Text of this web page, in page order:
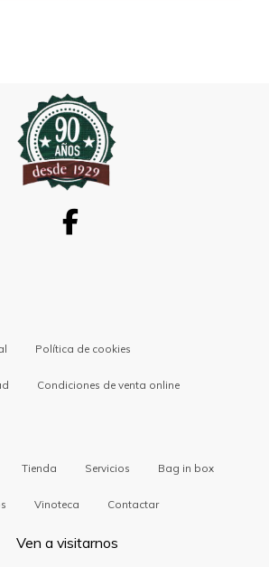
Política de cookies
Condiciones de venta online
Tienda Servicios Bag in box
Vinoteca Contactar
Ven a visitarnos